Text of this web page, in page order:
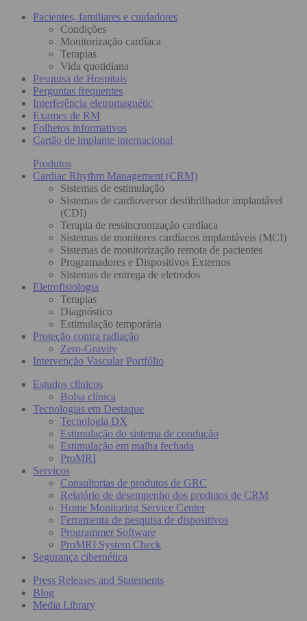
Pacientes, familiares e cuidadores
Condições
Monitorização cardíaca
Terapias
Vida quotidiana
Pesquisa de Hospitais
Perguntas frequentes
Interferência eletromagnétic
Exames de RM
Folhetos informativos
Cartão de implante internacional
Produtos
Cardiac Rhythm Management (CRM)
Sistemas de estimulação
Sistemas de cardioversor desfibrilhador implantável
(CDI)
Terapia de ressincronização cardíaca
Sistemas de monitores cardíacos implantáveis (MCI)
Sistemas de monitorização remota de pacientes
Programadores e Dispositivos Externos
Sistemas de entrega de eletrodos
Eletrofisiologia
Terapias
Diagnóstico
Estimulação temporária
Proteção contra radiação
Zero-Gravity
Intervenção Vascular Portfólio
Estudos clínicos
Bolsa clínica
Tecnologias em Destaque
Tecnologia DX
Estimulação do sistema de condução
Estimulação em malha fechada
ProMRI
Serviços
Consultorias de produtos de GRC
Relatório de desempenho dos produtos de CRM
Home Monitoring Service Center
Ferramenta de pesquisa de dispositivos
Programmer Software
ProMRI System Check
Segurança cibernética
Press Releases and Statements
Blog
Media Library